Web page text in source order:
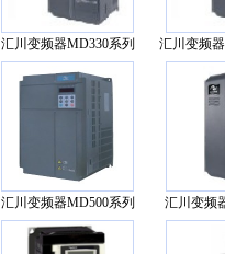
汇川变频器MD330系列 汇川变频
汇川变频器MD500系列 汇川变频